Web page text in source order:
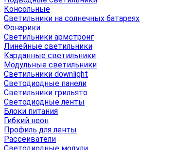
Консольные
Светильники на солнечных батареях
Фонарики
Светильники армстронг
Линейные светильники
Карданные светильники
Модульные светильники
Светильники downlight
Светодиодные панели
Светильники грильято
Светодиодные ленты
Блоки питания
Гибкий неон
Профиль для ленты
Рассеиватели